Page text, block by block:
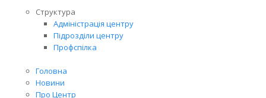
Структура
Адміністрація центру
Підрозділи центру
Профспілка
Головна
Новини
Про Центр